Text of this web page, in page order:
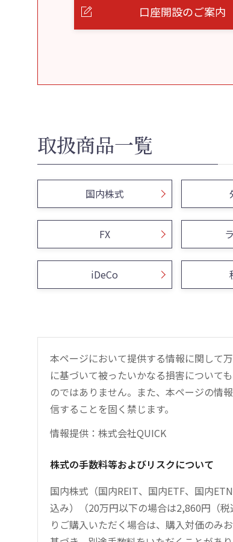
口座開設のご案内
取扱商品一覧
国内株式
FX
iDeCo
本ページにおいて提供する情報に関して
に基づいて被ったいかなる損害について
のではありません。また、本ページの情
信することを固く禁じます。
情報提供：株式会社QUICK
株式の手数料等およびリスクについて
国内株式（国内REIT、国内ETF、国内
込み）（20万円以下の場合は2,860円（
りご購入いただく場合は、購入対価のみ